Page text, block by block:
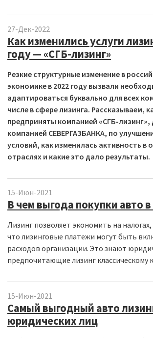
27-Дек-2022
Как изменились услуги
году — «СГБ-лизинг»
Резкие структурные изменение в
экономике в 2022 году вызвали
адаптироваться буквально для всех
числе в сфере лизинга. Рассказываем,
предприняты компанией «СГБ-лизинг»,
компанией СЕВЕРГАЗБАНКА, по
условий, как изменилась активность в
отраслях и какие это дало результаты.
15-Июн-2021
В чем выгода покупки авто в
Лизинг позволяет экономить на
что лизинговые платежи могут быть
расходов организации. Это знают
предпочитающие лизинг классическому
15-Июн-2021
Самый выгодный авто
юридических лиц